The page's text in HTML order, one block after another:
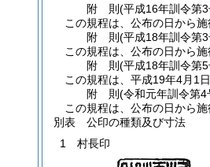
附 則(平成16年訓令第
この規程は、公布の日から施
附 則(平成18年訓令第
この規程は、公布の日から施
附 則(平成18年訓令第
この規程は、平成19年4月1
附 則(令和元年訓令第4
この規程は、公布の日から施
別表 公印の種類及び寸法
1 村長印